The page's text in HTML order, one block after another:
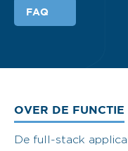
FAQ
OVER DE FUNCTIE
De full-stack